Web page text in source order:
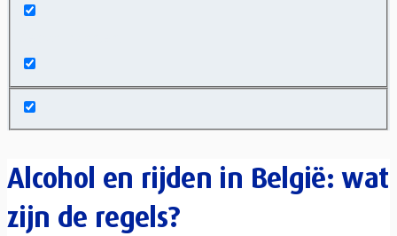
Alcohol en rijden in België: wat
zijn de regels?